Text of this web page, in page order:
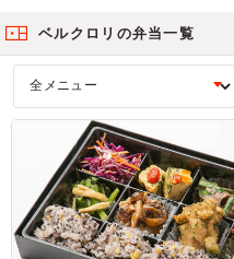
ーフ・鶏の唐揚げなどなど、定番人
ベルクロリの弁当一覧